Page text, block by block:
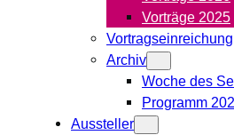
Vorträge 2025
Vortragseinreichung
Archiv
Woche des
Programm
Aussteller